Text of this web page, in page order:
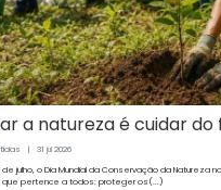
a natureza é cuidar
| 31 jul2026
julho, o Dia Mundial da Conservação da Natureza
que pertence a todos: proteger os(...)